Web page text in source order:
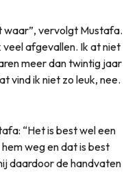
waar”, vervolgt Mustafa.
veel afgevallen. Ik at niet
meer dan twintig jaar
vind ik niet zo leuk, nee.
“Het is best wel een
weg en dat is best
daardoor de handvaten